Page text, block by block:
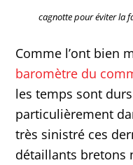
cagnotte pour éviter la
Comme l’ont bien
baromètre du
les temps sont
particulièrement
très sinistré ces
détaillants bretons